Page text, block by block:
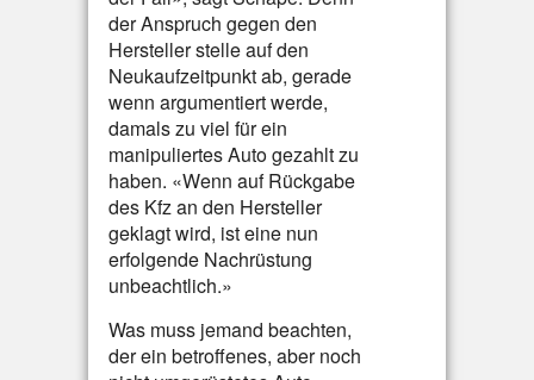
der Anspruch gegen den
Hersteller stelle auf den
Neukaufzeitpunkt ab, gerade
wenn argumentiert werde,
damals zu viel für ein
manipuliertes Auto gezahlt zu
haben. «Wenn auf Rückgabe
des Kfz an den Hersteller
geklagt wird, ist eine nun
erfolgende Nachrüstung
unbeachtlich.»
Was muss jemand beachten,
der ein betroffenes, aber noch